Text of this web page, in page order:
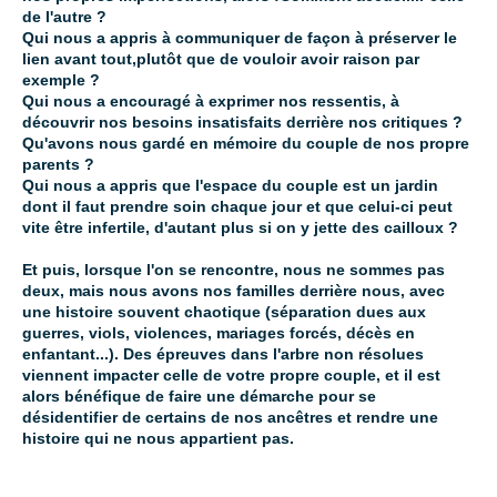
de l'autre ?
Qui nous a appris à communiquer de façon à préserver le
lien avant tout,plutôt que de vouloir avoir raison par
exemple ?
Qui nous a encouragé à exprimer nos ressentis, à
découvrir nos besoins insatisfaits derrière nos critiques ?
Qu'avons nous gardé en mémoire du couple de nos propre
parents ?
Qui nous a appris que l'espace du couple est un jardin
dont il faut prendre soin chaque jour et que celui-ci peut
vite être infertile, d'autant plus si on y jette des cailloux ?
Et puis, lorsque l'on se rencontre, nous ne sommes pas
deux, mais nous avons nos familles derrière nous, avec
une histoire souvent chaotique (séparation dues aux
guerres, viols, violences, mariages forcés, décès en
enfantant...). Des épreuves dans l'arbre non résolues
viennent impacter celle de votre propre couple, et il est
alors bénéfique de faire une démarche pour se
désidentifier de certains de nos ancêtres et rendre une
histoire qui ne nous appartient pas.